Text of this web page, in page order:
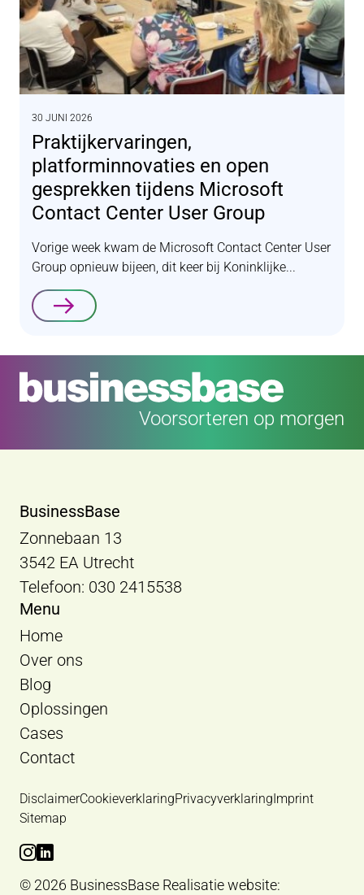
30 JUNI 2026
Praktijkervaringen,
platforminnovaties en open
gesprekken tijdens Microsoft
Contact Center User Group
Vorige week kwam de Microsoft Contact Center User
Group opnieuw bijeen, dit keer bij Koninklijke...
Lees verder
Voorsorteren op morgen
BusinessBase
Zonnebaan 13
3542 EA Utrecht
Telefoon: 030 2415538
Menu
Home
Over ons
Blog
Oplossingen
Cases
Contact
DisclaimerCookieverklaringPrivacyverklaringImprint
Sitemap
Bekijk Instagram van BusinessBase
Bekijk LinkedIn van BusinessBase
© 2026 BusinessBase Realisatie website: